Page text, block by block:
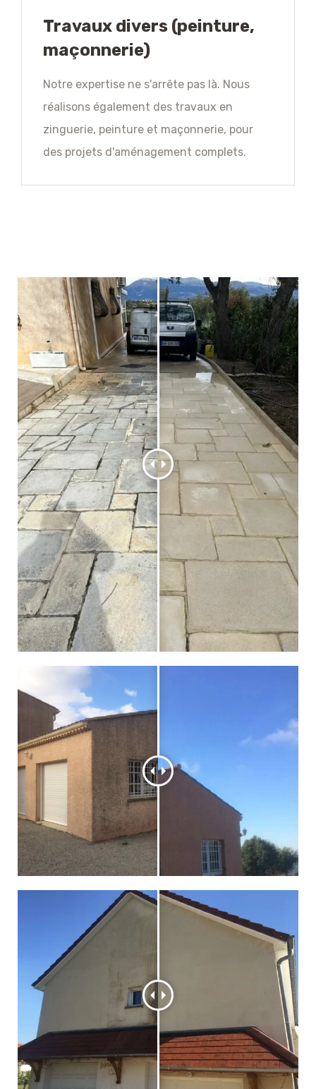
Travaux divers (peinture,
maçonnerie)
Notre expertise ne s'arrête pas là. Nous
réalisons également des travaux en
zinguerie, peinture et maçonnerie, pour
des projets d'aménagement complets.